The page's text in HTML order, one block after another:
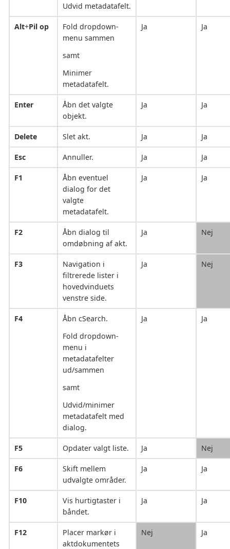
Udvid metadatafelt.
Alt+Pil op
Fold dropdown-
menu sammen
samt
Minimer
metadatafelt.
Ja Ja
Enter
Åbn det valgte
objekt.
Ja Ja
Delete Slet akt. Ja Ja
Esc Annuller. Ja Ja
F1
Åbn eventuel
dialog for det
valgte
metadatafelt.
Ja Ja
F2
Åbn dialog til
omdøbning af akt.
Ja Nej
F3
Navigation i
filtrerede lister i
hovedvinduets
venstre side.
Ja Nej
F4
Åbn cSearch.
Fold dropdown-
menu i
metadatafelter
ud/sammen
samt
Udvid/minimer
metadatafelt med
dialog.
Ja Ja
F5 Opdater valgt liste. Ja Nej
F6
Skift mellem
udvalgte områder.
Ja Ja
F10
Vis hurtigtaster i
båndet.
Ja Ja
F12
Placer markør i
aktdokumentets
Nej Ja